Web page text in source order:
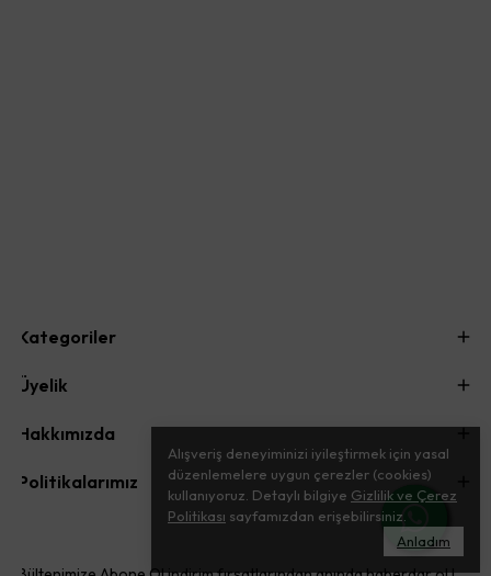
Alışveriş deneyiminizi iyileştirmek için yasal
düzenlemelere uygun çerezler (cookies)
kullanıyoruz. Detaylı bilgiye Gizlilik ve Çerez
Politikası sayfamızdan erişebilirsiniz.
Anladım
Kategoriler
Üyelik
Hakkımızda
Politikalarımız